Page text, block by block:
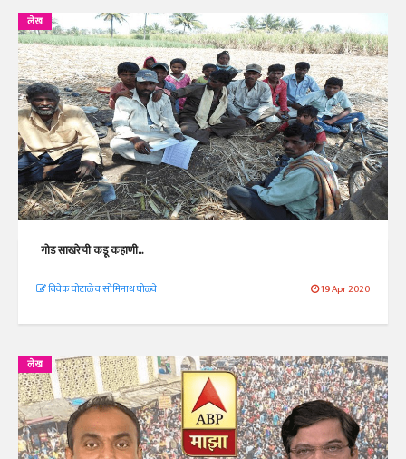
लेख
गोड साखरेची कडू कहाणी...
विवेक घोटाळे व सोमिनाथ घोळवे 19 Apr 2020
लेख